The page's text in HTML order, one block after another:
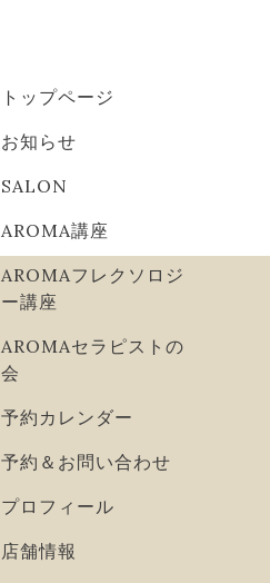
トップページ
お知らせ
SALON
AROMA講座
AROMAフレクソロジ
ー講座
AROMAセラピストの
会
予約カレンダー
予約＆お問い合わせ
プロフィール
店舗情報